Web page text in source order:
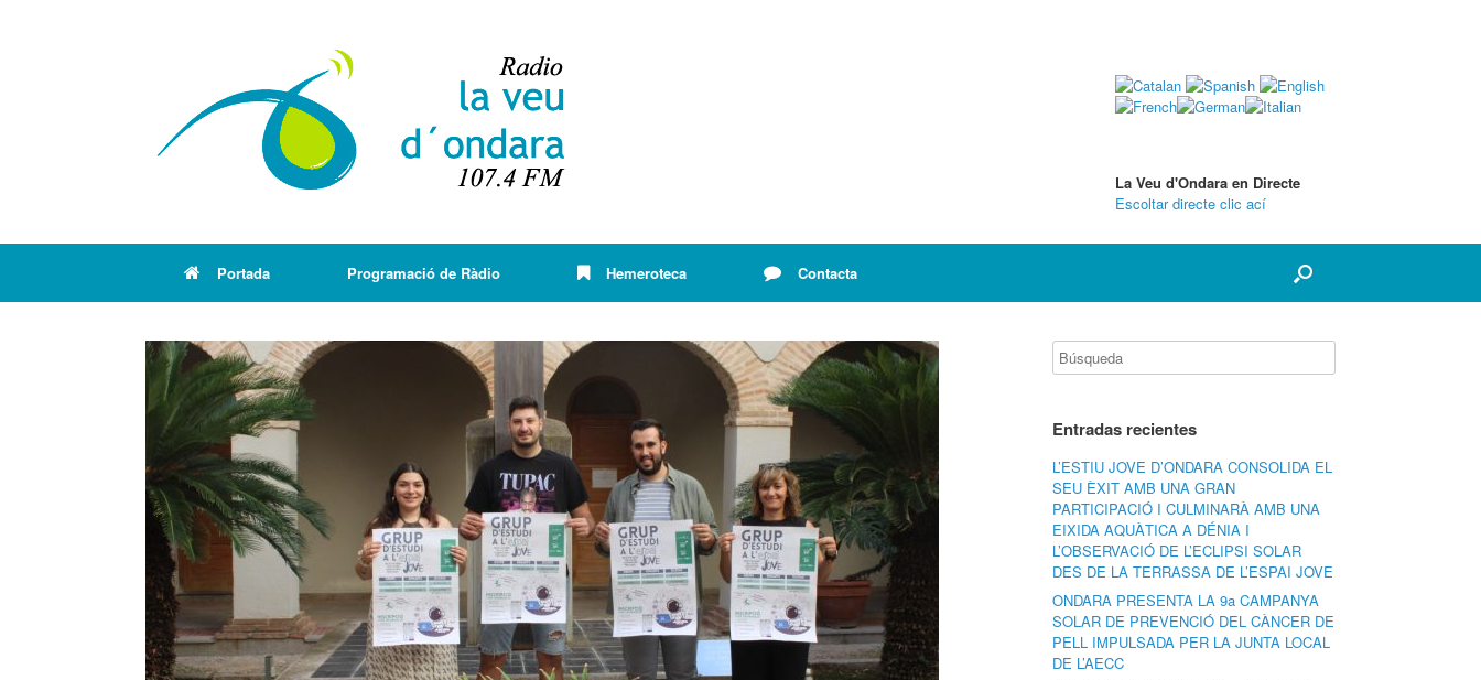
La Veu d'Ondara en Directe
Escoltar directe clic ací
Portada Programació de Ràdio Hemeroteca Contacta
Entradas recientes
L’ESTIU JOVE D’ONDARA CONSOLIDA EL
SEU ÈXIT AMB UNA GRAN
PARTICIPACIÓ I CULMINARÀ AMB UNA
EIXIDA AQUÀTICA A DÉNIA I
L’OBSERVACIÓ DE L’ECLIPSI SOLAR
DES DE LA TERRASSA DE L’ESPAI JOVE
ONDARA PRESENTA LA 9a CAMPANYA
SOLAR DE PREVENCIÓ DEL CÀNCER DE
PELL IMPULSADA PER LA JUNTA LOCAL
DE L’AECC